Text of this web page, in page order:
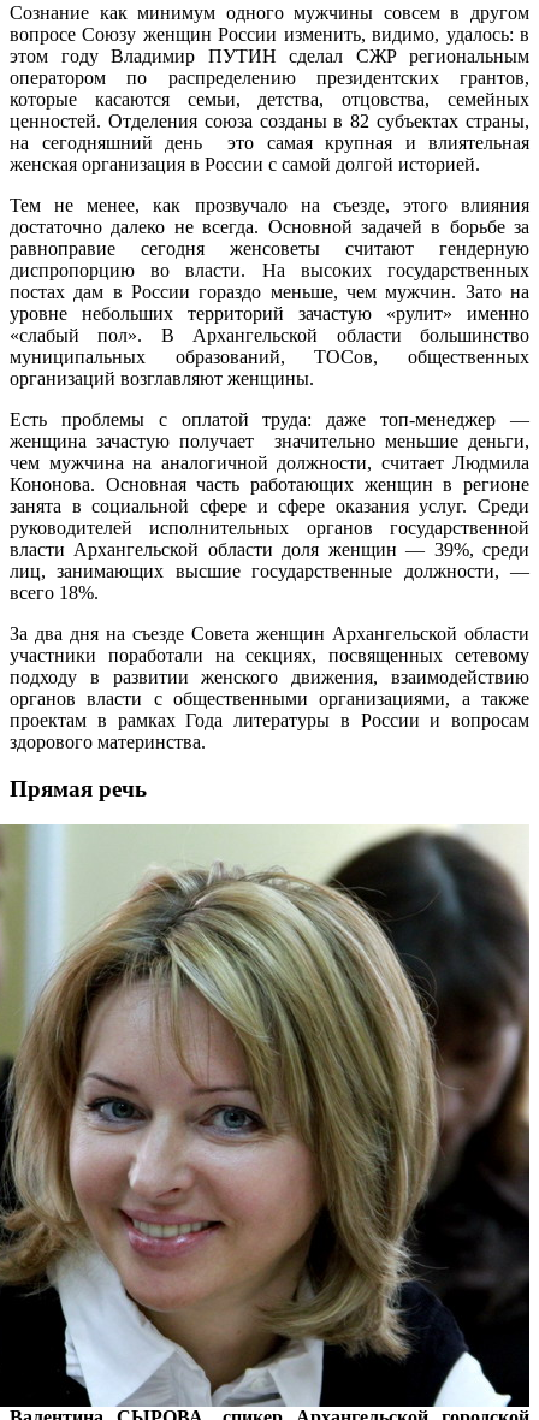
Сознание как минимум одного мужчины совсем в другом
вопросе Союзу женщин России изменить, видимо, удалось: в
этом году Владимир ПУТИН сделал СЖР региональным
оператором по распределению президентских грантов,
которые касаются семьи, детства, отцовства, семейных
ценностей. Отделения союза созданы в 82 субъектах страны,
на сегодняшний день это самая крупная и влиятельная
женская организация в России с самой долгой историей.
Тем не менее, как прозвучало на съезде, этого влияния
достаточно далеко не всегда. Основной задачей в борьбе за
равноправие сегодня женсоветы считают гендерную
диспропорцию во власти. На высоких государственных
постах дам в России гораздо меньше, чем мужчин. Зато на
уровне небольших территорий зачастую «рулит» именно
«слабый пол». В Архангельской области большинство
муниципальных образований, ТОСов, общественных
организаций возглавляют женщины.
Есть проблемы с оплатой труда: даже топ-менеджер —
женщина зачастую получает значительно меньшие деньги,
чем мужчина на аналогичной должности, считает Людмила
Кононова. Основная часть работающих женщин в регионе
занята в социальной сфере и сфере оказания услуг. Среди
руководителей исполнительных органов государственной
власти Архангельской области доля женщин — 39%, среди
лиц, занимающих высшие государственные должности, —
всего 18%.
За два дня на съезде Совета женщин Архангельской области
участники поработали на секциях, посвященных сетевому
подходу в развитии женского движения, взаимодействию
органов власти с общественными организациями, а также
проектам в рамках Года литературы в России и вопросам
здорового материнства.
Прямая речь